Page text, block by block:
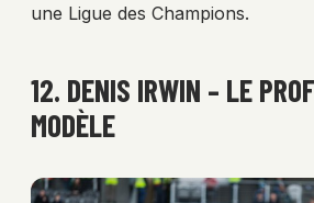
une Ligue des Champions.
12. DENIS IRWIN – LE
MODÈLE